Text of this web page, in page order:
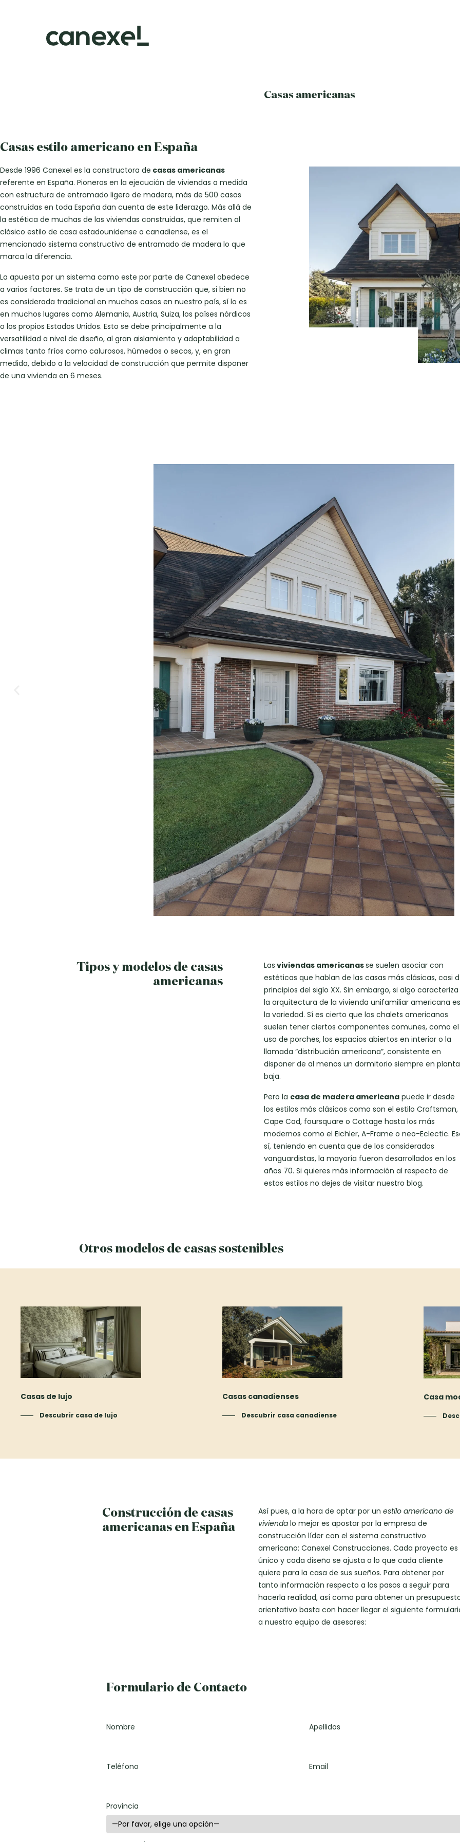
Casas americanas
Casas estilo americano en España
Desde 1996 Canexel es la constructora de casas americanas
referente en España. Pioneros en la ejecución de viviendas a medida
con estructura de entramado ligero de madera, más de 500 casas
construidas en toda España dan cuenta de este liderazgo. Más allá de
la estética de muchas de las viviendas construidas, que remiten al
clásico estilo de casa estadounidense o canadiense, es el
mencionado sistema constructivo de entramado de madera lo que
marca la diferencia.
La apuesta por un sistema como este por parte de Canexel obedece
a varios factores. Se trata de un tipo de construcción que, si bien no
es considerada tradicional en muchos casos en nuestro país, sí lo es
en muchos lugares como Alemania, Austria, Suiza, los países nórdicos
o los propios Estados Unidos. Esto se debe principalmente a la
versatilidad a nivel de diseño, al gran aislamiento y adaptabilidad a
climas tanto fríos como calurosos, húmedos o secos, y, en gran
medida, debido a la velocidad de construcción que permite disponer
de una vivienda en 6 meses.
Tipos y modelos de casas
americanas
Las viviendas americanasse suelen asociar con
estéticas que hablan de las casas más clásicas, casi
principios del siglo XX. Sin embargo, si algo caracteriza
la arquitectura de la vivienda unifamiliar americana es
la variedad. Sí es cierto que los chalets americanos
suelen tener ciertos componentes comunes, como el
uso de porches, los espacios abiertos en interior o la
llamada “distribución americana”, consistente en
disponer de al menos un dormitorio siempre en planta
baja.
Pero la casa de madera americanapuede ir desde
los estilos más clásicos como son el estilo Craftsman,
Cape Cod, foursquare o Cottage hasta los más
modernos como el Eichler, A-Frame o neo-Eclectic.
sí, teniendo en cuenta que de los considerados
vanguardistas, la mayoría fueron desarrollados en los
años 70. Si quieres más información al respecto de
estos estilos no dejes de visitar nuestro blog.
Otros modelos de casas sostenibles
Casas de lujo
Descubrir casa de lujo
Casas canadienses
Descubrir casa canadiense
Casa
Construcción de casas
americanas en España
Así pues, a la hora de optar por un estilo americano de
vivienda lo mejor es apostar por la empresa de
construcción líder con el sistema constructivo
americano: Canexel Construcciones. Cada proyecto es
único y cada diseño se ajusta a lo que cada cliente
quiere para la casa de sus sueños. Para obtener por
tanto información respecto a los pasos a seguir para
hacerla realidad, así como para obtener un
orientativo basta con hacer llegar el siguiente
a nuestro equipo de asesores:
Formulario de Contacto
Nombre Apellidos
Teléfono Email
Provincia